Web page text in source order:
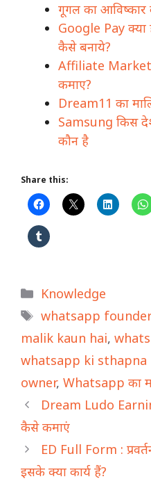
गूगल का
Google Pay
कैसे बनाये?
Affiliate
कमाए?
Dream11 का
Samsung किस
कौन है
Share this:
Categories
Knowledge
Tags
whatsapp
malik kaun hai,
whatsapp ki sthapna
owner, Whatsapp का
Dream Ludo
कैसे कमाएं
ED Full Form :
इसके क्या कार्य हैं?